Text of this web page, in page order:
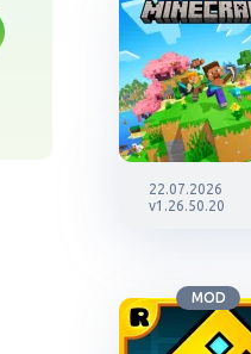
22.07.2026
v1.26.50.20
MOD